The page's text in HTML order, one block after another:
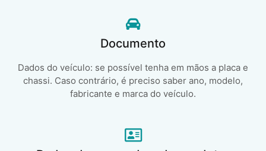
Documento
Dados do veículo: se possível tenha em mãos a placa e
chassi. Caso contrário, é preciso saber ano, modelo,
fabricante e marca do veículo.